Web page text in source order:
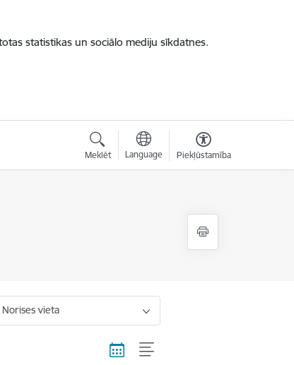
statistikas un sociālo mediju sīkdatnes.
Meklēt Language Piekļūstamība
Norises vieta